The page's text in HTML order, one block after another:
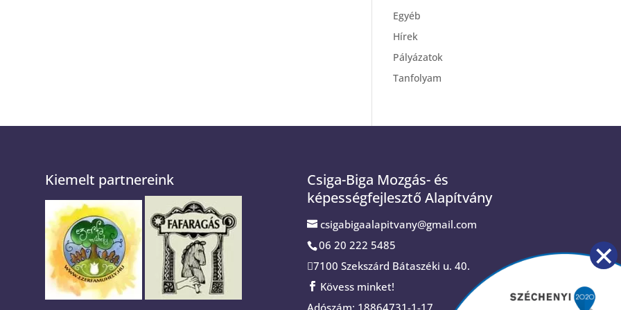
Egyéb
Hírek
Pályázatok
Tanfolyam
Kiemelt partnereink
Csiga-Biga Mozgás- és
képességfejlesztő Alapítvány
csigabigaalapitvany@gmail.com
06 20 222 5485
7100 Szekszárd Bátaszéki u. 40.
Kövess minket!
Adószám: 18864731-1-17